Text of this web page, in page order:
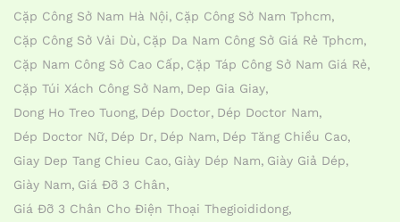
Cặp Công Sở Nam Hà Nội Cặp Công Sở Nam Tphcm
Cặp Công Sở Vải Dù Cặp Da Nam Công Sở Giá Rẻ Tphcm
Cặp Nam Công Sở Cao Cấp Cặp Táp Công Sở Nam Giá Rẻ
Cặp Túi Xách Công Sở Nam Dep Gia Giay
Dong Ho Treo Tuong Dép Doctor Dép Doctor Nam
Dép Doctor Nữ Dép Dr Dép Nam Dép Tăng Chiều Cao
Giay Dep Tang Chieu Cao Giày Dép Nam Giày Giả Dép
Giày Nam Giá Đỡ 3 Chân
Giá Đỡ 3 Chân Cho Điện Thoại Thegioididong